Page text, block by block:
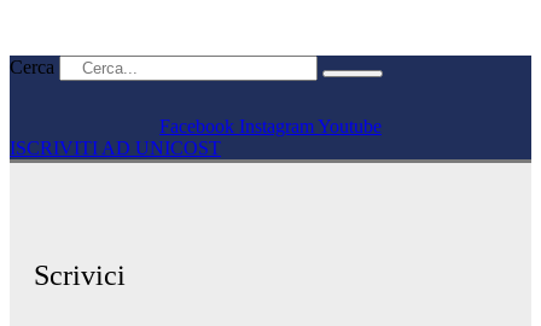
Cerca
Facebook InstagramYoutube
ISCRIVITI AD UNICOST
Scrivici